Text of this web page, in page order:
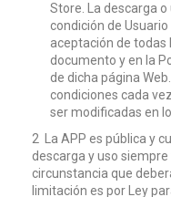
Store. La descarga
condición de
aceptación de todas
documento y en la
de dicha página
condiciones cada
ser modificadas en
2 La APP es pública y
descarga y uso siempre
circunstancia que
limitación es por Ley